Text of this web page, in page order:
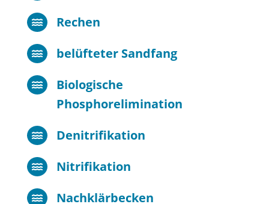
 Rechen
 belüfteter Sandfang

Biologische
Phosphorelimination
 Denitrifikation
 Nitrifikation
 Nachklärbecken